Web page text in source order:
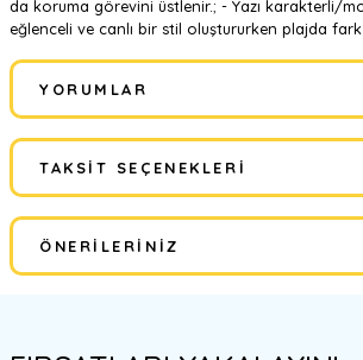
da koruma görevini üstlenir.; - Yazı karakterli/
eğlenceli ve canlı bir stil oluştururken plajda
YORUMLAR
Bu ürüne ilk yorumu siz
TAKSIT SEÇENEKLERI
ÖNERILERINIZ